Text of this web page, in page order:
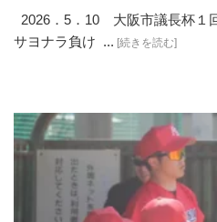
2026．5．10 大阪市議長杯
サヨナラ負け ... [続きを読む]